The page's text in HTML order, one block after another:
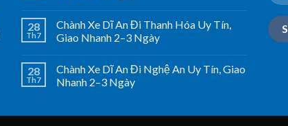
28
Th7
Chành Xe Dĩ An Đi Thanh Hóa Uy Tín,
Giao Nhanh 2–3 Ngày
28
Th7
Chành Xe Dĩ An Đi Nghệ An Uy Tín, Giao
Nhanh 2–3 Ngày